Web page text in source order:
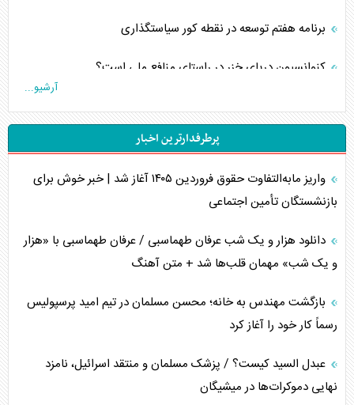
برنامه هفتم توسعه در نقطه کور سیاستگذاری
کنوانسیون دریای خزر در راستای منافع ملی است؟
اهمیت راهبردی اردن برای آمریکا
پیام، ظرفیت بالفعل‌نشده تجارت ایران
ترامپ و توهم خلع سلاح حماس
چرا کویت به دنبال شریک امنیتی جدید است؟
اعتراف غرب به قدرت ایران در تثبیت معادلات
خطای راهبردی ترامپ مقابل برزیل
آرشیو...
پرطرفدارترین اخبار
واریز مابه‌التفاوت حقوق فروردین ۱۴۰۵ آغاز شد | خبر خوش برای
بازنشستگان تأمین اجتماعی
دانلود هزار و یک شب عرفان طهماسبی / عرفان طهماسبی با «هزار
و یک شب» مهمان قلب‌ها شد + متن آهنگ
بازگشت مهندس به خانه؛ محسن مسلمان در تیم امید پرسپولیس
رسماً کار خود را آغاز کرد
عبدل السید کیست؟ / پزشک مسلمان و منتقد اسرائیل، نامزد
نهایی دموکرات‌ها در میشیگان